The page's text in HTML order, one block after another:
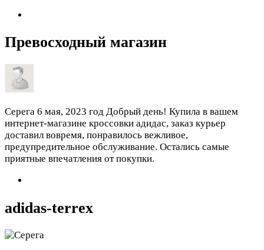
Превосходный магазин
Серега 6 мая, 2023 год Добрый день! Купила в вашем
интернет-магазине кроссовки адидас, заказ курьер
доставил вовремя, понравилось вежливое,
предупредительное обслуживание. Остались самые
приятные впечатления от покупки.
adidas-terrex